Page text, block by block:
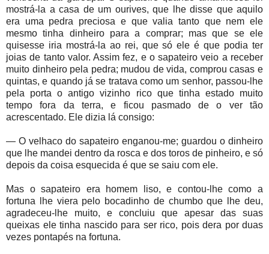
mostrá-la a casa de um ourives, que lhe disse que aquilo
era uma pedra preciosa e que valia tanto que nem ele
mesmo tinha dinheiro para a comprar; mas que se ele
quisesse iria mostrá-la ao rei, que só ele é que podia ter
joias de tanto valor. Assim fez, e o sapateiro veio a receber
muito dinheiro pela pedra; mudou de vida, comprou casas e
quintas, e quando já se tratava como um senhor, passou-lhe
pela porta o antigo vizinho rico que tinha estado muito
tempo fora da terra, e ficou pasmado de o ver tão
acrescentado. Ele dizia lá consigo:
— O velhaco do sapateiro enganou-me; guardou o dinheiro
que lhe mandei dentro da rosca e dos toros de pinheiro, e só
depois da coisa esquecida é que se saiu com ele.
Mas o sapateiro era homem liso, e contou-lhe como a
fortuna lhe viera pelo bocadinho de chumbo que lhe deu,
agradeceu-lhe muito, e concluiu que apesar das suas
queixas ele tinha nascido para ser rico, pois dera por duas
vezes pontapés na fortuna.